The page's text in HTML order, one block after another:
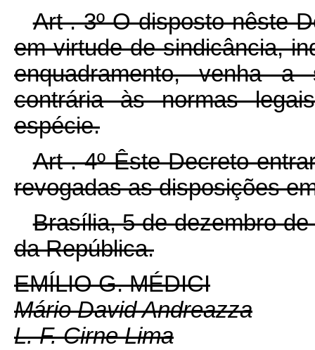
Art . 3º O disposto nêste
em virtude de sindicância,
enquadramento, venha
contrária às normas
espécie.
Art . 4º Êste Decreto
revogadas as disposições
Brasília, 5 de dezembro de
da República.
EMÍLIO G. MÉDICI
Mário David Andreazza
L. F. Cirne Lima